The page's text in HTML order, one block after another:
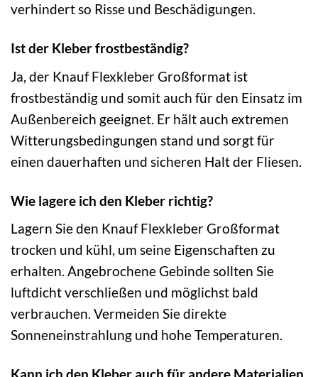
verhindert so Risse und Beschädigungen.
Ist der Kleber frostbeständig?
Ja, der Knauf Flexkleber Großformat ist
frostbeständig und somit auch für den Einsatz im
Außenbereich geeignet. Er hält auch extremen
Witterungsbedingungen stand und sorgt für
einen dauerhaften und sicheren Halt der Fliesen.
Wie lagere ich den Kleber richtig?
Lagern Sie den Knauf Flexkleber Großformat
trocken und kühl, um seine Eigenschaften zu
erhalten. Angebrochene Gebinde sollten Sie
luftdicht verschließen und möglichst bald
verbrauchen. Vermeiden Sie direkte
Sonneneinstrahlung und hohe Temperaturen.